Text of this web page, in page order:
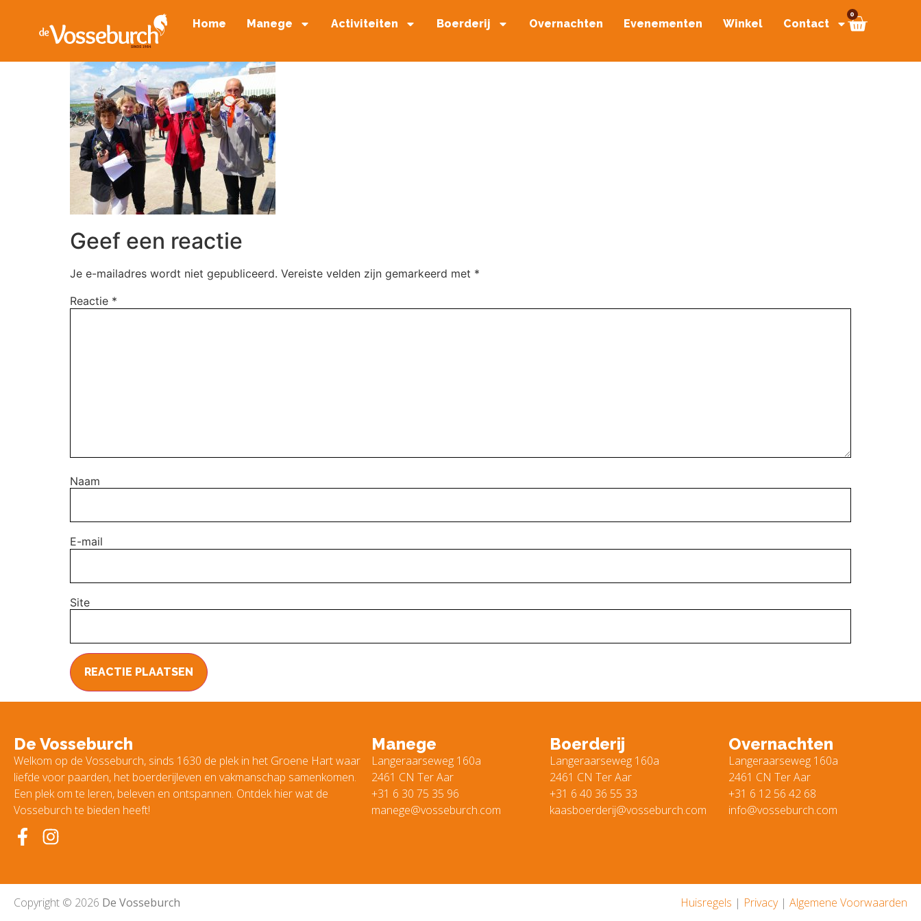
Home Manege Activiteiten Boerderij Overnachten Evenementen Winkel Contact
0
Geef een reactie
Je e-mailadres wordt niet gepubliceerd. Vereiste velden zijn gemarkeerd met *
Reactie *
Naam
E-mail
Site
De Vosseburch
Welkom op de Vosseburch, sinds 1630 de plek in het Groene Hart waar
liefde voor paarden, het boerderijleven en vakmanschap samenkomen.
Een plek om te leren, beleven en ontspannen. Ontdek hier wat de
Vosseburch te bieden heeft!
Manege
Langeraarseweg 160a
2461 CN Ter Aar
+31 6 30 75 35 96
manege@vosseburch.com
Boerderij
Langeraarseweg 160a
2461 CN Ter Aar
+31 6 40 36 55 33
kaasboerderij@vosseburch.com
Overnachten
Langeraarseweg 160a
2461 CN Ter Aar
+31 6 12 56 42 68
info@vosseburch.com
Copyright © 2026 De Vosseburch Huisregels | Privacy| Algemene Voorwaarden